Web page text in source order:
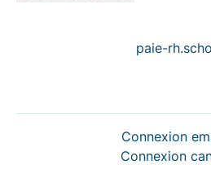
paie-
Connexion
Connexion